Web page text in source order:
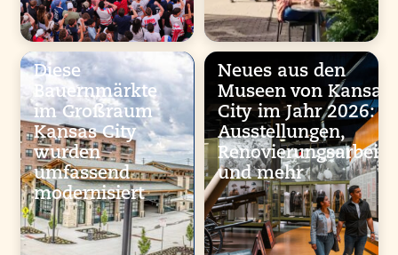
Diese
Bauernmärkte
im Großraum
Kansas City
wurden
umfassend
modernisiert
Neues aus den
Museen von Kansas
City im Jahr 2026:
Ausstellungen,
und mehr